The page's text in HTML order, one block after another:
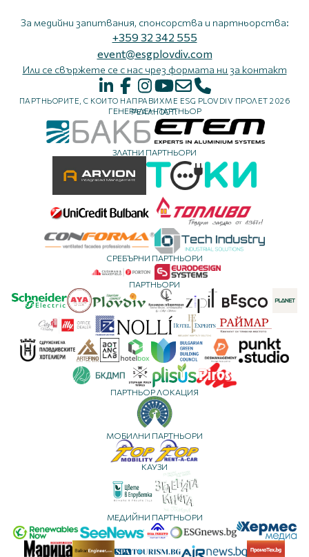
За медийни запитвания, спонсорства и партньорства:
+359 32 342 555
event@esgplovdiv.com
Или се свържете се с нас чрез формата ни за контакт
ПАРТНЬОРИТЕ, С КОИТО НАПРАВИХМЕ ESG PLOVDIV ПРОЛЕТ 2026
РЕАЛНОСТ:
ГЕНЕРАЛЕН ПАРТНЬОР
ЗЛАТНИ ПАРТНЬОРИ
СРЕБЪРНИ ПАРТНЬОРИ
ПАРТНЬОРИ
ПАРТНЬОР ЛОКАЦИЯ
МОБИЛНИ ПАРТНЬОРИ
КАУЗИ
МЕДИЙНИ ПАРТНЬОРИ